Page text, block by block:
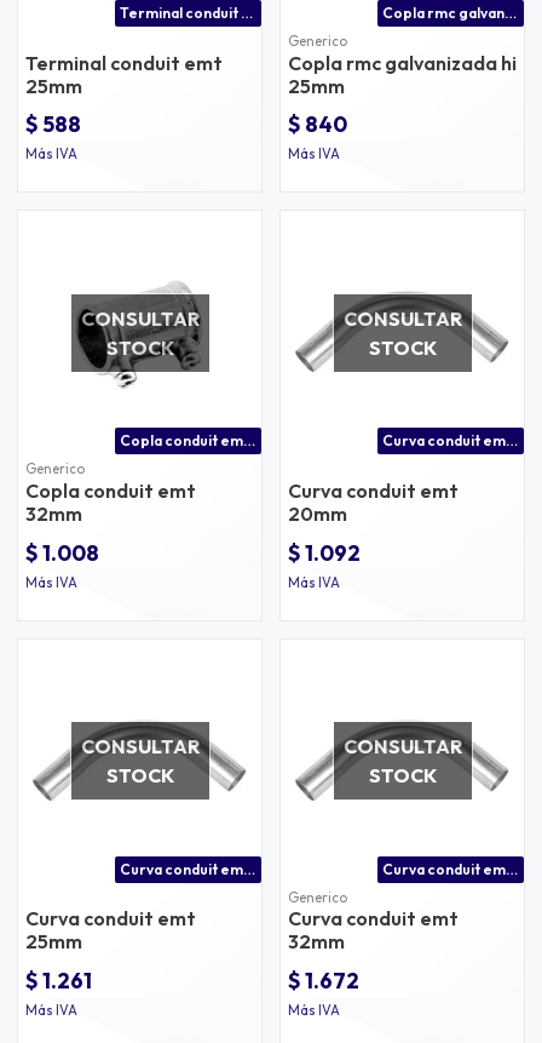
Terminal conduit emt 25mm
Terminal conduit emt
25mm
$ 588
Más IVA
Copla rmc galvanizada hi 25mm
Generico
Copla rmc galvanizada hi
25mm
$ 840
Más IVA
CONSULTAR
STOCK
Copla conduit emt 32mm
Generico
Copla conduit emt
32mm
$ 1.008
Más IVA
CONSULTAR
STOCK
Curva conduit emt 20mm
Curva conduit emt
20mm
$ 1.092
Más IVA
CONSULTAR
STOCK
Curva conduit emt 25mm
Curva conduit emt
25mm
$ 1.261
Más IVA
CONSULTAR
STOCK
Curva conduit emt 32mm
Generico
Curva conduit emt
32mm
$ 1.672
Más IVA